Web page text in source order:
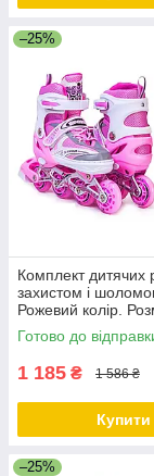
–25%
Комплект дитячих
захистом і
Рожевий колір.
Готово до
1 185 ₴ 1 586 ₴
Купити
–25%